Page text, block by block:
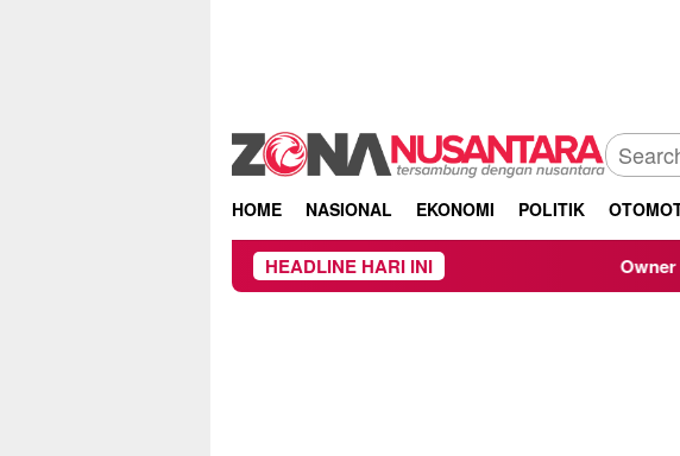
HOME NASIONAL EKONOMI POLITIK
HEADLINE HARI INI Owner Dupli